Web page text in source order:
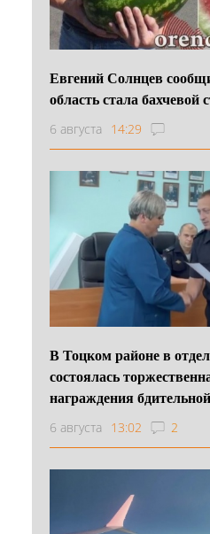
Евгений Солнцев
область стала бахчевой
6 августа 14:29
В Тоцком районе в
состоялась
награждения
6 августа 13:02 2